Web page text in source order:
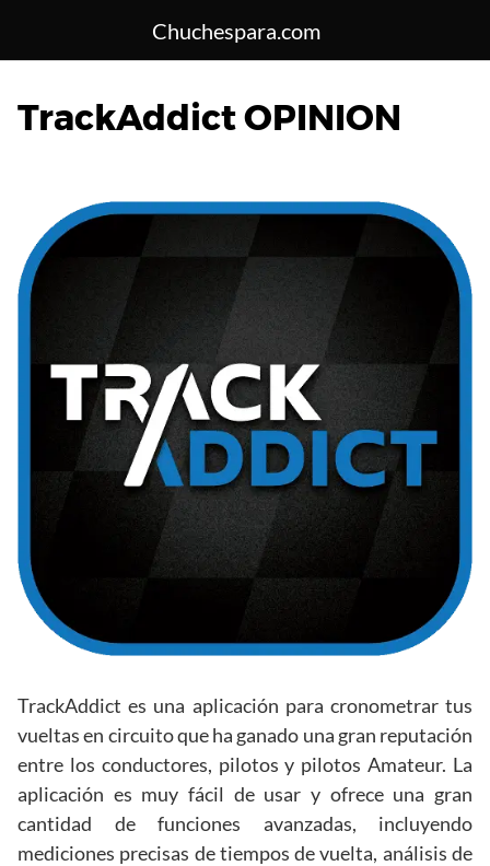
contenido
Chuchespara.com
TrackAddict OPINION
TrackAddict es una aplicación para cronometrar tus
vueltas en circuito que ha ganado una gran reputación
entre los conductores, pilotos y pilotos Amateur. La
aplicación es muy fácil de usar y ofrece una gran
cantidad de funciones avanzadas, incluyendo
mediciones precisas de tiempos de vuelta, análisis de